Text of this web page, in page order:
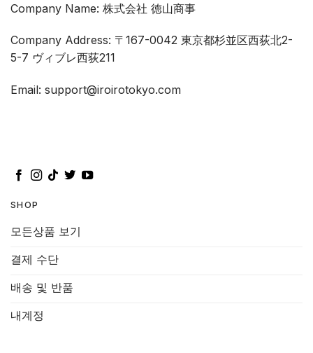
Company Name: 株式会社 徳山商事
Company Address: 〒167-0042 東京都杉並区西荻北2-
5-7 ヴィブレ西荻211
Email: support@iroirotokyo.com
SHOP
모든상품 보기
결제 수단
배송 및 반품
내계정